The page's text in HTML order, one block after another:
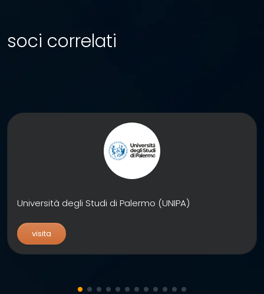
soci correlati
Università degli Studi di Palermo (UNIPA)
visita